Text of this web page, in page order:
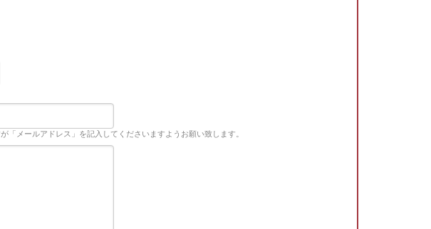
「メールアドレス」を記入してくださいますようお願い致します。